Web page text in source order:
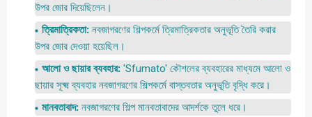
উপর জোর দিয়েছিলেন।
ত্রিমাত্রিকতা: নবজাগরণের শিল্পকর্মে ত্রিমাত্রিকতার অনুভূতি তৈরি করার
উপর জোর দেওয়া হয়েছিল।
আলো ও ছায়ার ব্যবহার: 'Sfumato' কৌশলের ব্যবহারের মাধ্যমে আলো ও
ছায়ার সূক্ষ্ম ব্যবহার নবজাগরণের শিল্পকর্মে বাস্তবতার অনুভূতি বৃদ্ধি করে।
মানবতাবাদ: নবজাগরণের শিল্প মানবতাবাদের আদর্শকে তুলে ধরে।